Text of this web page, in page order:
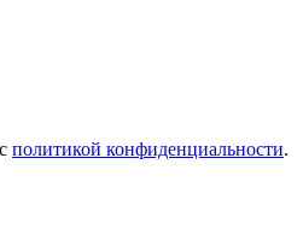
политикой конфиденциальности.